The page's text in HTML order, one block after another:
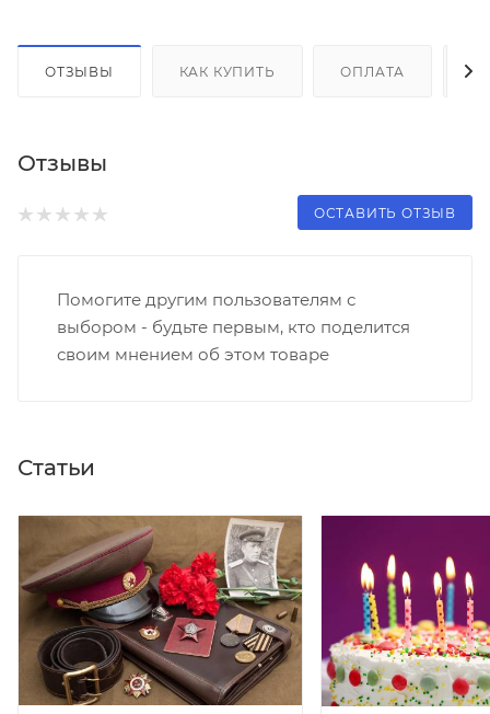
ОТЗЫВЫ КАК КУПИТЬ ОПЛАТА
Отзывы
ОСТАВИТЬ ОТЗЫВ
Помогите другим пользователям с
выбором - будьте первым, кто поделится
своим мнением об этом товаре
Статьи